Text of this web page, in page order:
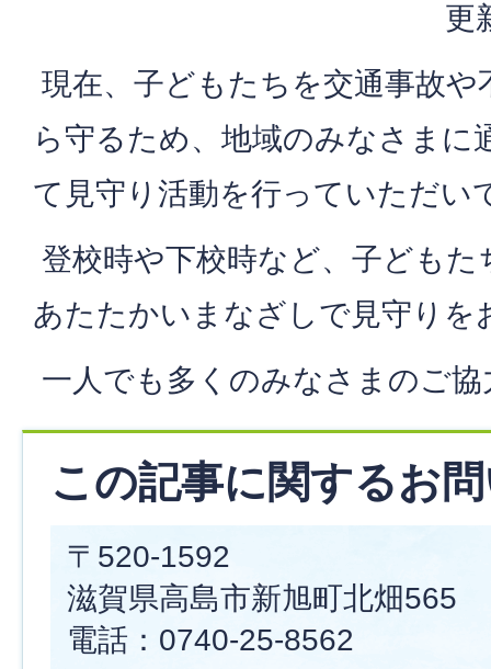
更
現在、子どもたちを交通事故や
ら守るため、地域のみなさまに
て見守り活動を行っていただい
登校時や下校時など、子ども
あたたかいまなざしで見守りを
一人でも多くのみなさまのご
この記事に関するお
〒520-1592
滋賀県高島市新旭町北畑565
電話：0740-25-8562